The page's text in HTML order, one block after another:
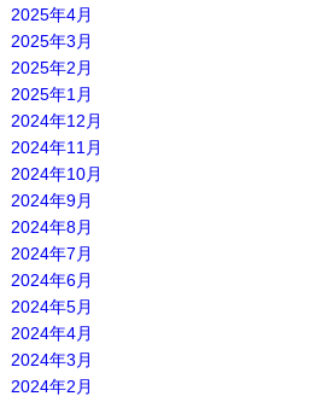
2025年4月
2025年3月
2025年2月
2025年1月
2024年12月
2024年11月
2024年10月
2024年9月
2024年8月
2024年7月
2024年6月
2024年5月
2024年4月
2024年3月
2024年2月